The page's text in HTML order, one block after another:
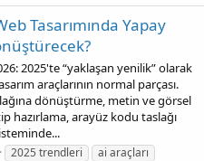
Tasarımında Yapay
2025'te “yaklaşan yenilik” olarak
araçlarının normal parçası.
dönüştürme, metin ve görsel
hazırlama, arayüz kodu taslağı
2025 trendleri
ai araçları